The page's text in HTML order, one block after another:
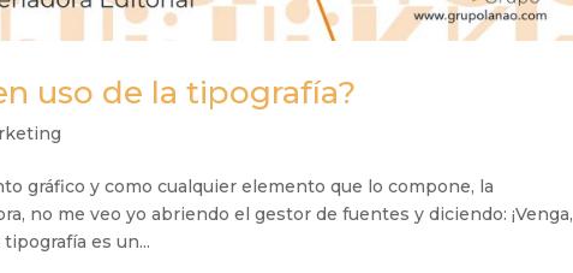
uso de la tipografía?
gráfico y como cualquier elemento que lo compone, la
no me veo yo abriendo el gestor de fuentes y diciendo: ¡Venga,
es un...